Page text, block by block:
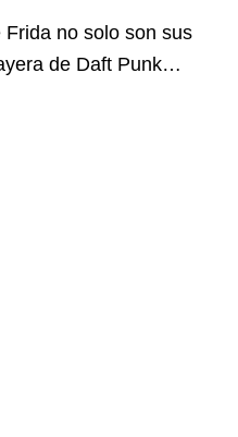
no solo son sus
de Daft Punk…